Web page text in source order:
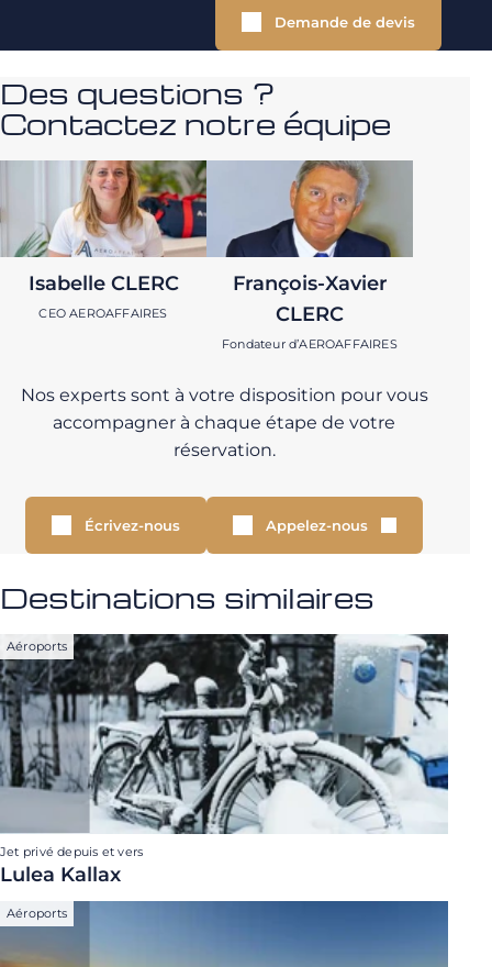
Demande de devis
Des questions ?
Contactez notre équipe
Isabelle CLERC
CEO AEROAFFAIRES
François-Xavier
CLERC
Fondateur d’AEROAFFAIRES
Nos experts sont à votre disposition pour vous
accompagner à chaque étape de votre
réservation.
Écrivez-nous Appelez-nous
Destinations similaires
Aéroports
Jet privé depuis et vers
Lulea Kallax
Aéroports